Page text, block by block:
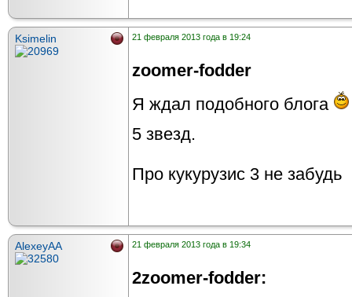
Ksimelin 21 февраля 2013 года в 19:24
zoomer-fodder
Я ждал подобного блога
5 звезд.
Про кукурузис 3 не забудь
AlexeyAA 21 февраля 2013 года в 19:34
2zoomer-fodder: